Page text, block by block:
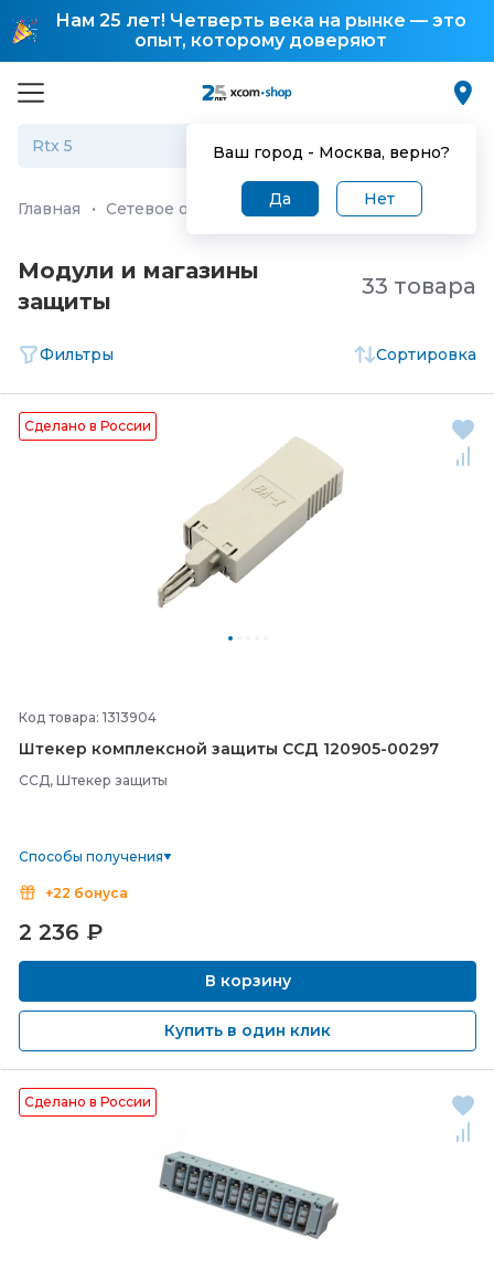
Нам 25 лет! Четверть века на рынке — это
опыт, которому доверяют
Ваш город - Москва, верно?
Да Нет
Главная · Сетевое оборудование Оборудование для
Модули и магазины
защиты
33 товара
Фильтры Сортировка
Сделано в России
Код товара: 1313904
Штекер комплексной защиты ССД 120905-00297
ССД, Штекер защиты
Способы получения
+22 бонуса
2 236 ₽
В корзину
Купить в один клик
Сделано в России